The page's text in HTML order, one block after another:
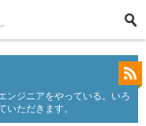
ンジニアをやっている。いろ
いただきます。